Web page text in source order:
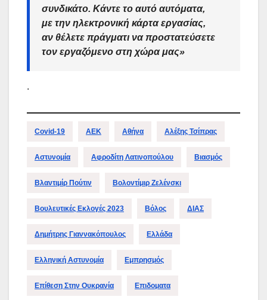
συνδικάτο. Κάντε το αυτό αυτόματα,
με την ηλεκτρονική κάρτα εργασίας,
αν θέλετε πράγματι να προστατεύσετε
τον εργαζόμενο στη χώρα μας»
.
Covid-19 ΑΕΚ Αθήνα Αλέξης Τσίπρας
Αστυνομία Αφροδίτη Λατινοπούλου Βιασμός
Βλαντιμίρ Πούτιν Βολοντίμιρ Ζελένσκι
Βουλευτικές Εκλογές 2023 Βόλος ΔΙΑΣ
Δημήτρης Γιαννακόπουλος Ελλάδα
Ελληνική Αστυνομία Εμπρησμός
Επίθεση Στην Ουκρανία Επιδοματα